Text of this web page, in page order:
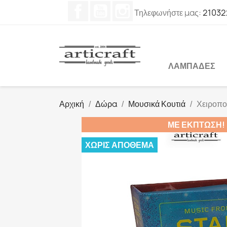
Τηλεφωνήστε μας:
ΛΑΜΠΆΔΕΣ
Αρχική Δώρα Μουσικά Κουτιά
ΜΕ ΈΚΠΤΩΣΗ!
ΧΩΡΊΣ ΑΠΌΘΕΜΑ